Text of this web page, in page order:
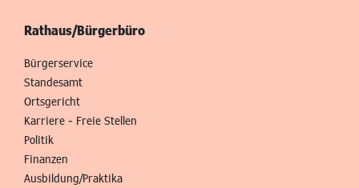
Rathaus/Bürgerbüro
Bürgerservice
Standesamt
Ortsgericht
Karriere - Freie Stellen
Politik
Finanzen
Ausbildung/Praktika